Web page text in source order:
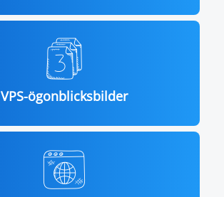
VPS-ögonblicksbilder